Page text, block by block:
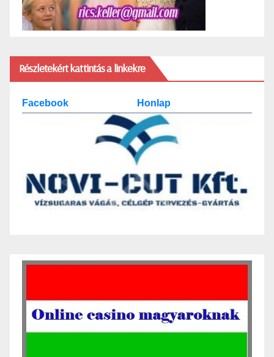
Részletekért kattintás a linkekre
Facebook Honlap